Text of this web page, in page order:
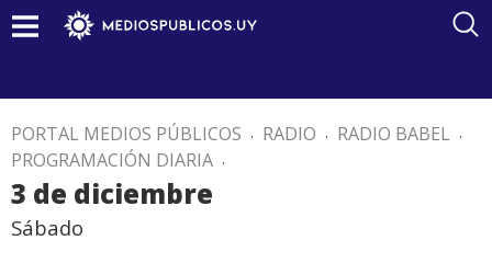
PORTAL MEDIOS PÚBLICOS . RADIO . RADIO BABEL .
PROGRAMACIÓN DIARIA .
3 de diciembre
Sábado